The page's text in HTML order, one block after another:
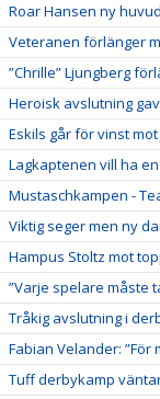
Roar Hansen ny
Veteranen förlänger
”Chrille” Ljungberg
Heroisk avslutning
Eskils går för vinst
Lagkaptenen vill ha
Mustaschkampen -
Viktig seger men ny
Hampus Stoltz mot
”Varje spelare måste
Tråkig avslutning i
Fabian Velander: ”För
Tuff derbykamp